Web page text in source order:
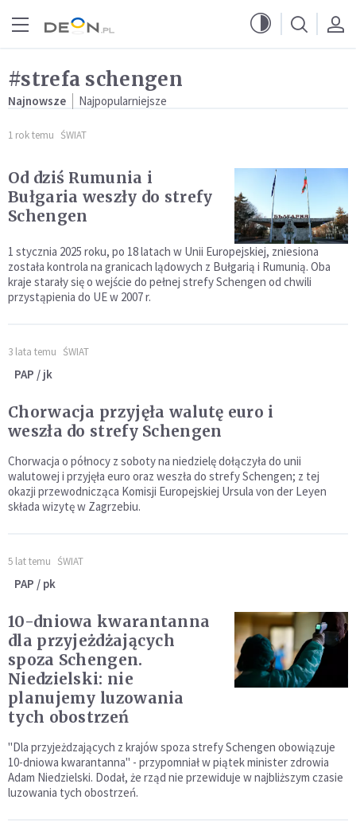
#strefa schengen
Najnowsze Najpopularniejsze
1 rok temu ŚWIAT
Od dziś Rumunia i
Bułgaria weszły do strefy
Schengen
1 stycznia 2025 roku, po 18 latach w Unii Europejskiej, zniesiona
została kontrola na granicach lądowych z Bułgarią i Rumunią. Oba
kraje starały się o wejście do pełnej strefy Schengen od chwili
przystąpienia do UE w 2007 r.
3 lata temu ŚWIAT
PAP / jk
Chorwacja przyjęła walutę euro i
weszła do strefy Schengen
Chorwacja o północy z soboty na niedzielę dołączyła do unii
walutowej i przyjęła euro oraz weszła do strefy Schengen; z tej
okazji przewodnicząca Komisji Europejskiej Ursula von der Leyen
składa wizytę w Zagrzebiu.
5 lat temu ŚWIAT
PAP / pk
10-dniowa kwarantanna
dla przyjeżdżających
spoza Schengen.
Niedzielski: nie
planujemy luzowania
tych obostrzeń
"Dla przyjeżdzających z krajów spoza strefy Schengen obowiązuje
10-dniowa kwarantanna" - przypomniał w piątek minister zdrowia
Adam Niedzielski. Dodał, że rząd nie przewiduje w najbliższym czasie
luzowania tych obostrzeń.